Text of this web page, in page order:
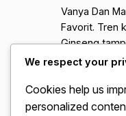
Vanya Dan
Favorit. Tren
Ginseng
dari perhatian
yang sering
telah
We respect your
Cookies help us
personalized